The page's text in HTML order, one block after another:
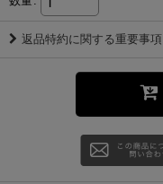
返品特約に関する重要事項